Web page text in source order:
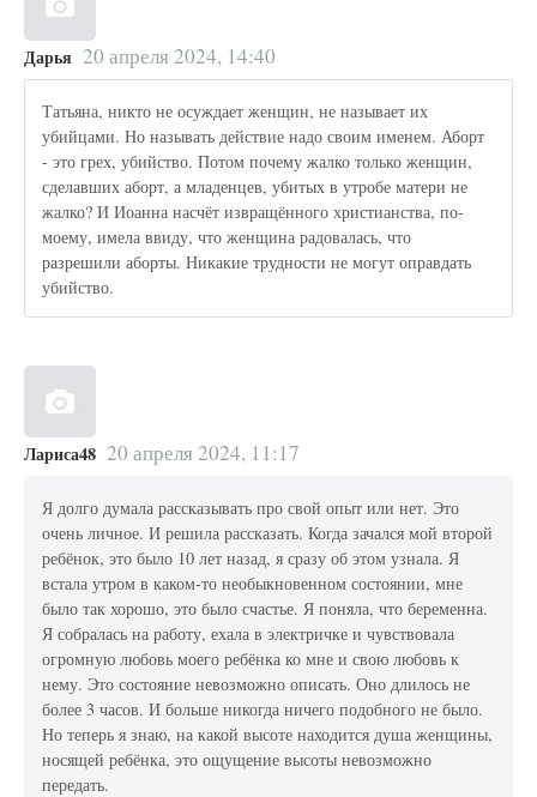
Дарья 20 апреля 2024, 14:40
Татьяна, никто не осуждает женщин, не называет их
убийцами. Но называть действие надо своим именем. Аборт
- это грех, убийство. Потом почему жалко только женщин,
сделавших аборт, а младенцев, убитых в утробе матери не
жалко? И Иоанна насчёт извращённого христианства, по-
моему, имела ввиду, что женщина радовалась, что
разрешили аборты. Никакие трудности не могут оправдать
убийство.
Лариса48 20 апреля 2024, 11:17
Я долго думала рассказывать про свой опыт или нет. Это
очень личное. И решила рассказать. Когда зачался мой второй
ребёнок, это было 10 лет назад, я сразу об этом узнала. Я
встала утром в каком-то необыкновенном состоянии, мне
было так хорошо, это было счастье. Я поняла, что беременна.
Я собралась на работу, ехала в электричке и чувствовала
огромную любовь моего ребёнка ко мне и свою любовь к
нему. Это состояние невозможно описать. Оно длилось не
более 3 часов. И больше никогда ничего подобного не было.
Но теперь я знаю, на какой высоте находится душа женщины,
носящей ребёнка, это ощущение высоты невозможно
передать.